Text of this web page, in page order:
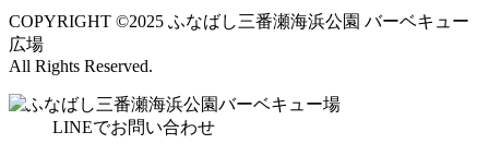
COPYRIGHT ©2025 ふなばし三番瀬海浜公園 バーベキュー
広場
All Rights Reserved.
LINEでお問い合わせ